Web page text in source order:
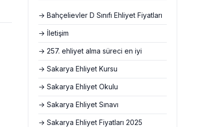
→ Bahçelievler D Sınıfı Ehliyet Fiyatları
→ İletişim
→ 257. ehliyet alma süreci en iyi
→ Sakarya Ehliyet Kursu
→ Sakarya Ehliyet Okulu
→ Sakarya Ehliyet Sınavı
→ Sakarya Ehliyet Fiyatları 2025